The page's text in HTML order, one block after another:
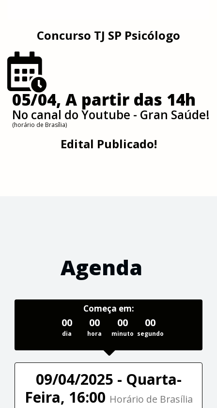
Concurso TJ SP Psicólogo
05/04, A partir das 14h
No canal do Youtube - Gran Saúde!
(horário de Brasília)
Edital Publicado!
Agenda
Começa em:
00
dia
00
hora
00
minuto
00
segundo
09/04/2025 - Quarta-
Feira, 16:00 Horário de Brasília